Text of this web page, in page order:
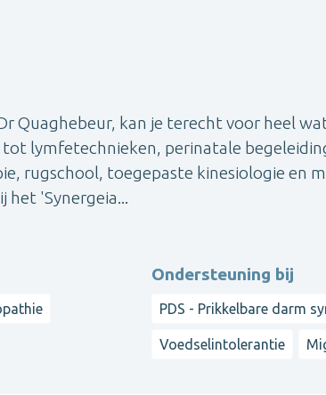
Quaghebeur, kan je terecht voor heel
lymfetechnieken, perinatale
rugschool, toegepaste kinesiologie en
het 'Synergeia...
Ondersteuning bij
PDS - Prikkelbare darm
Voedselintolerantie